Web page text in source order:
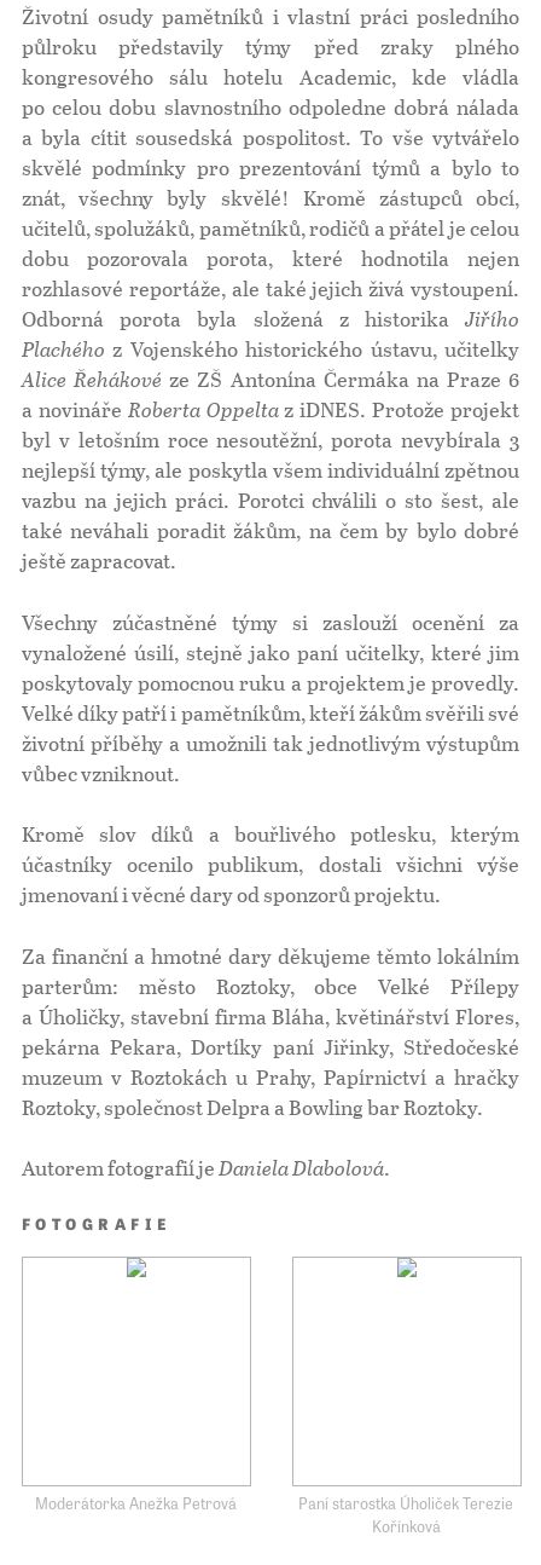
Životní osudy pamětníků i vlastní práci posledního
půlroku představily týmy před zraky plného
kongresového sálu hotelu Academic, kde vládla
po celou dobu slavnostního odpoledne dobrá nálada
a byla cítit sousedská pospolitost. To vše vytvářelo
skvělé podmínky pro prezentování týmů a bylo to
znát, všechny byly skvělé! Kromě zástupců obcí,
učitelů, spolužáků, pamětníků, rodičů a přátel je celou
dobu pozorovala porota, které hodnotila nejen
rozhlasové reportáže, ale také jejich živá vystoupení.
Odborná porota byla složená z historika Jiřího
Plachého z Vojenského historického ústavu, učitelky
Alice Řehákové ze ZŠ Antonína Čermáka na Praze 6
a novináře Roberta Oppeltaz iDNES. Protože projekt
byl v letošním roce nesoutěžní, porota nevybírala 3
nejlepší týmy, ale poskytla všem individuální zpětnou
vazbu na jejich práci. Porotci chválili o sto šest, ale
také neváhali poradit žákům, na čem by bylo dobré
ještě zapracovat.
Všechny zúčastněné týmy si zaslouží ocenění za
vynaložené úsilí, stejně jako paní učitelky, které jim
poskytovaly pomocnou ruku a projektem je provedly.
Velké díky patří i pamětníkům, kteří žákům svěřili své
životní příběhy a umožnili tak jednotlivým výstupům
vůbec vzniknout.
Kromě slov díků a bouřlivého potlesku, kterým
účastníky ocenilo publikum, dostali všichni výše
jmenovaní i věcné dary od sponzorů projektu.
Za finanční a hmotné dary děkujeme těmto lokálním
parterům: město Roztoky, obce Velké Přílepy
a Úholičky, stavební firma Bláha, květinářství Flores,
pekárna Pekara, Dortíky paní Jiřinky, Středočeské
muzeum v Roztokách u Prahy, Papírnictví a hračky
Roztoky, společnost Delpra a Bowling bar Roztoky.
Autorem fotografií jeDaniela Dlabolová.
FOTOGRAFIE
Moderátorka Anežka Petrová
Paní starostka Úholiček Terezie
Kořínková